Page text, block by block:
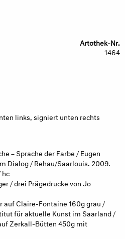
Artothek-Nr.
1464
links, signiert unten rechts
– Sprache der Farbe / Eugen
Dialog / Rehau/Saarlouis. 2009.
hc
/ drei Prägedrucke von Jo
auf Claire-Fontaine 160g grau /
für aktuelle Kunst im Saarland /
Zerkall-Bütten 450g mit